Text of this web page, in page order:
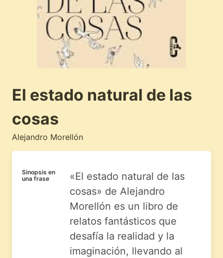
El estado natural de las
cosas
Alejandro Morellón
Sinopsis en
una frase
«El estado natural de las
cosas» de Alejandro
Morellón es un libro de
relatos fantásticos que
desafía la realidad y la
imaginación, llevando al